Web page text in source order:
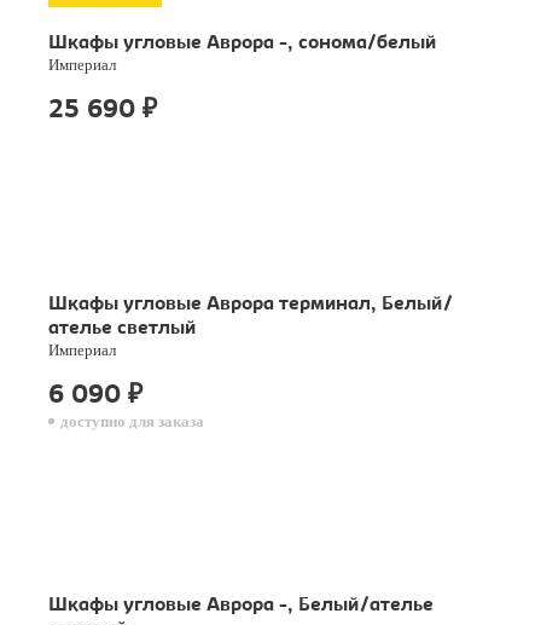
Шкафы угловые Аврора -, сонома/белый
Империал
25 690 ₽
Шкафы угловые Аврора терминал, Белый/
ателье светлый
Империал
6 090 ₽
доступно для заказа
Шкафы угловые Аврора -, Белый/ателье